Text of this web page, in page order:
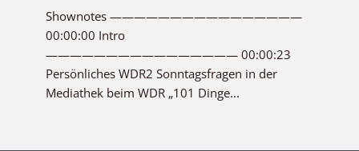
Shownotes ————————————————
00:00:00 Intro
———————————————— 00:00:23
Persönliches WDR2 Sonntagsfragen in der
Mediathek beim WDR „101 Dinge...